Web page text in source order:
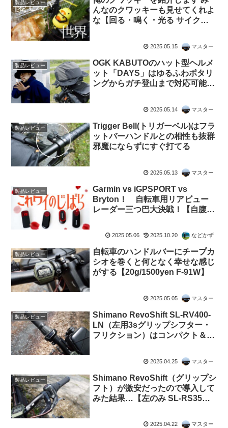
製品レビュー
んなのクワッキーも見せてくれよ
な【回る・鳴く・光る サイクル
2025.05.15 マスター
製品レビュー
OGK KABUTOのハット型ヘルメ
ット「DAYS」はゆるふわポタリ
ングからガチ登山まで対応可能？
2025.05.14 マスター
製品レビュー
Trigger Bell(トリガーベル)はフラ
ットバーハンドルとの相性も抜群
邪魔にならずにすぐ打てる
2025.05.13 マスター
製品レビュー
Garmin vs iGPSPORT vs
Bryton！ 自転車用リアビュー
レーダー三つ巴大決戦！【自腹で
SR30 / SR mini / Gardia R300L】
2025.05.06 2025.10.20 などかず
製品レビュー
自転車のハンドルバーにチープカ
シオを巻くと何となく幸せな感じ
がする【20g/1500yen F-91W】
2025.05.05 マスター
製品レビュー
Shimano RevoShift SL-RV400-
LN（左用3sグリップシフター・
フリクション）はコンパクト＆ミ
2025.04.25 マスター
製品レビュー
Shimano RevoShift（グリップシ
フト）が激安だったので導入して
みた結果…【左のみ SL-RS35
2025.04.22 マスター